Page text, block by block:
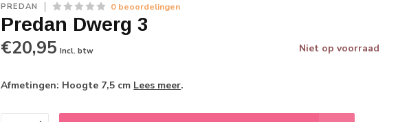
PREDAN 0 beoordelingen
Predan Dwerg 3
€20,95 Incl. btw Niet op voorraad
Afmetingen: Hoogte 7,5 cm Lees meer.